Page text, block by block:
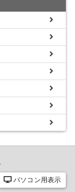
パソコン用表示